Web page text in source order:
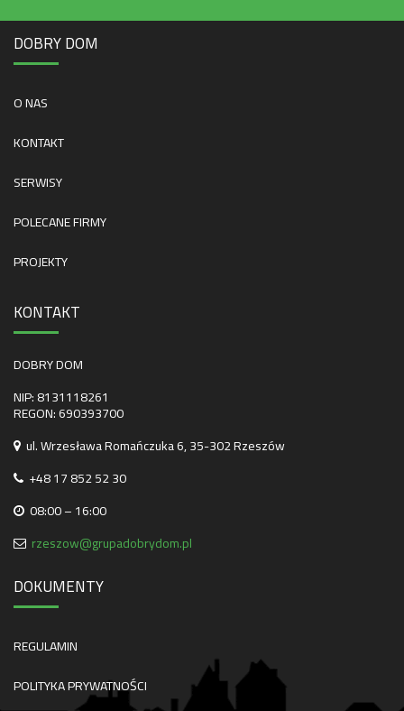
DOBRY DOM
O NAS
KONTAKT
SERWISY
POLECANE FIRMY
PROJEKTY
KONTAKT
DOBRY DOM
NIP: 8131118261
REGON: 690393700
ul. Wrzesława Romańczuka 6, 35-302 Rzeszów
+48 17 852 52 30
08:00 – 16:00
rzeszow@grupadobrydom.pl
DOKUMENTY
REGULAMIN
POLITYKA PRYWATNOŚCI